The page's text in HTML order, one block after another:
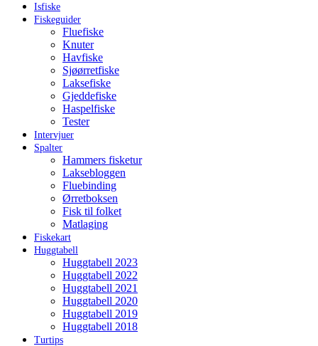
Isfiske
Fiskeguider
Fluefiske
Knuter
Havfiske
Sjøørretfiske
Laksefiske
Gjeddefiske
Haspelfiske
Tester
Intervjuer
Spalter
Hammers fisketur
Laksebloggen
Fluebinding
Ørretboksen
Fisk til folket
Matlaging
Fiskekart
Huggtabell
Huggtabell 2023
Huggtabell 2022
Huggtabell 2021
Huggtabell 2020
Huggtabell 2019
Huggtabell 2018
Turtips